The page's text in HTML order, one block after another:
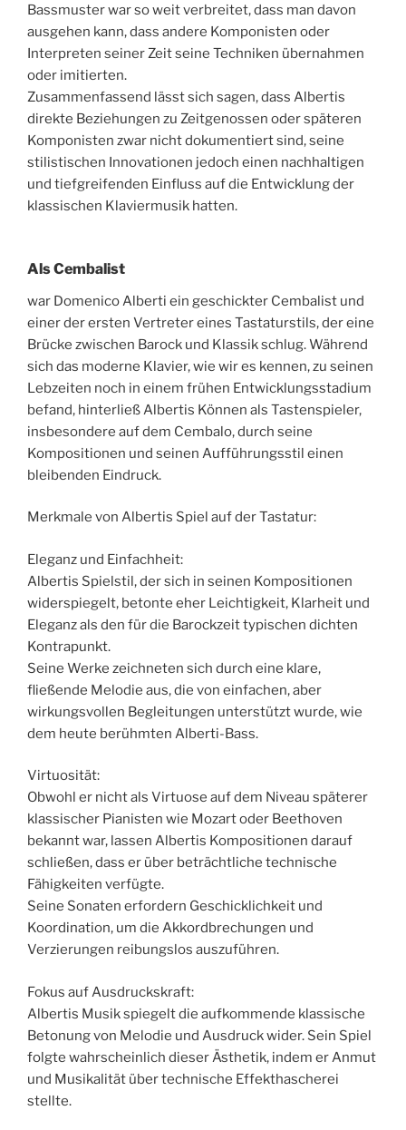
Bassmuster war so weit verbreitet, dass man davon
ausgehen kann, dass andere Komponisten oder
Interpreten seiner Zeit seine Techniken übernahmen
oder imitierten.
Zusammenfassend lässt sich sagen, dass Albertis
direkte Beziehungen zu Zeitgenossen oder späteren
Komponisten zwar nicht dokumentiert sind, seine
stilistischen Innovationen jedoch einen nachhaltigen
und tiefgreifenden Einfluss auf die Entwicklung der
klassischen Klaviermusik hatten.
Als Cembalist
war Domenico Alberti ein geschickter Cembalist und
einer der ersten Vertreter eines Tastaturstils, der eine
Brücke zwischen Barock und Klassik schlug. Während
sich das moderne Klavier, wie wir es kennen, zu seinen
Lebzeiten noch in einem frühen Entwicklungsstadium
befand, hinterließ Albertis Können als Tastenspieler,
insbesondere auf dem Cembalo, durch seine
Kompositionen und seinen Aufführungsstil einen
bleibenden Eindruck.
Merkmale von Albertis Spiel auf der Tastatur:
Eleganz und Einfachheit:
Albertis Spielstil, der sich in seinen Kompositionen
widerspiegelt, betonte eher Leichtigkeit, Klarheit und
Eleganz als den für die Barockzeit typischen dichten
Kontrapunkt.
Seine Werke zeichneten sich durch eine klare,
fließende Melodie aus, die von einfachen, aber
wirkungsvollen Begleitungen unterstützt wurde, wie
dem heute berühmten Alberti-Bass.
Virtuosität:
Obwohl er nicht als Virtuose auf dem Niveau späterer
klassischer Pianisten wie Mozart oder Beethoven
bekannt war, lassen Albertis Kompositionen darauf
schließen, dass er über beträchtliche technische
Fähigkeiten verfügte.
Seine Sonaten erfordern Geschicklichkeit und
Koordination, um die Akkordbrechungen und
Verzierungen reibungslos auszuführen.
Fokus auf Ausdruckskraft:
Albertis Musik spiegelt die aufkommende klassische
Betonung von Melodie und Ausdruck wider. Sein Spiel
folgte wahrscheinlich dieser Ästhetik, indem er Anmut
und Musikalität über technische Effekthascherei
stellte.